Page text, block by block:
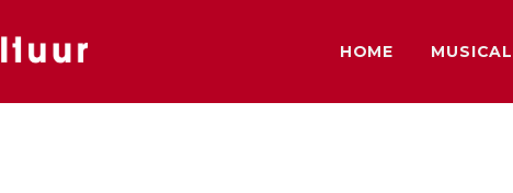
HOME MUSICAL